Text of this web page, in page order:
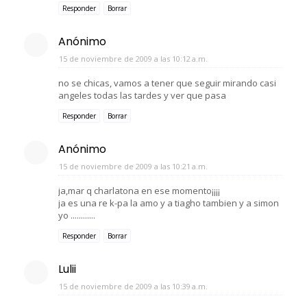
Responder Borrar
Anónimo
15 de noviembre de 2009 a las 10:12 a.m.
no se chicas, vamos a tener que seguir mirando casi
angeles todas las tardes y ver que pasa
Responder Borrar
Anónimo
15 de noviembre de 2009 a las 10:21 a.m.
ja,mar q charlatona en ese momento¡¡¡¡
ja es una re k-pa la amo y a tiagho tambien y a simon
yo ............
Responder Borrar
Lulii
15 de noviembre de 2009 a las 10:39 a.m.